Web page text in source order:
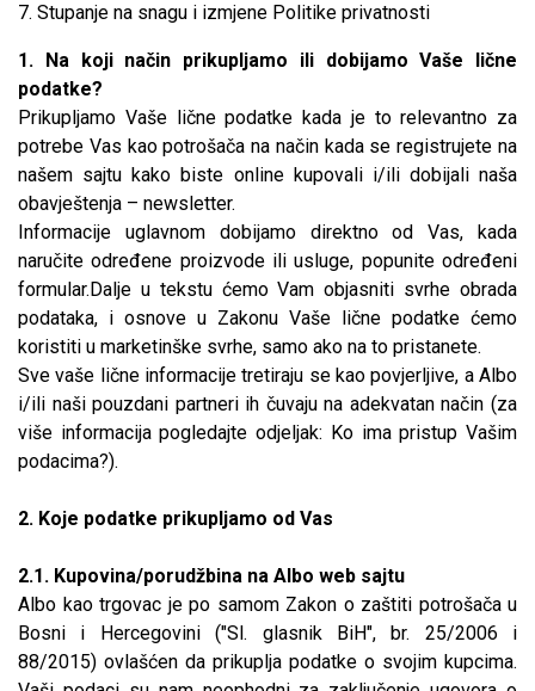
7. Stupanje na snagu i izmjene Politike privatnosti
1. Na koji način prikupljamo ili dobijamo Vaše lične
podatke?
Prikupljamo Vaše lične podatke kada je to relevantno za
potrebe Vas kao potrošača na način kada se registrujete na
našem sajtu kako biste online kupovali i/ili dobijali naša
obavještenja – newsletter.
Informacije uglavnom dobijamo direktno od Vas, kada
naručite određene proizvode ili usluge, popunite određeni
formular.Dalje u tekstu ćemo Vam objasniti svrhe obrada
podataka, i osnove u Zakonu Vaše lične podatke ćemo
koristiti u marketinške svrhe, samo ako na to pristanete.
Sve vaše lične informacije tretiraju se kao povjerljive, a Albo
i/ili naši pouzdani partneri ih čuvaju na adekvatan način (za
više informacija pogledajte odjeljak: Ko ima pristup Vašim
podacima?).
2. Koje podatke prikupljamo od Vas
2.1. Kupovina/porudžbina na Albo web sajtu
Albo kao trgovac je po samom Zakon o zaštiti potrošača u
Bosni i Hercegovini ("Sl. glasnik BiH", br. 25/2006 i
88/2015) ovlašćen da prikuplja podatke o svojim kupcima.